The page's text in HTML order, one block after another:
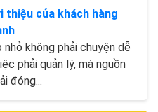
thiệu của khách hàng
không phải chuyện dễ
phải quản lý, mà nguồn
đóng...